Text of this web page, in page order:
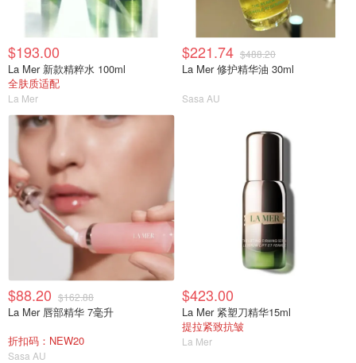
$193.00
La Mer 新款精粹水 100ml
全肤质适配
La Mer
$221.74 $488.20
La Mer 修护精华油 30ml
Sasa AU
$88.20 $162.88
La Mer 唇部精华 7毫升
折扣码：NEW20
Sasa AU
$423.00
La Mer 紧塑刀精华15ml
提拉紧致抗皱
La Mer